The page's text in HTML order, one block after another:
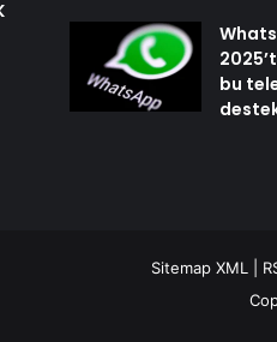
bu
Sitemap XML|